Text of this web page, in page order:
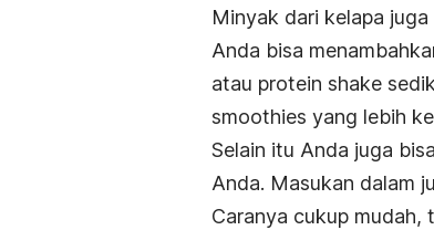
Minyak dari kelapa
Anda bisa
atau protein shake
smoothies yang lebih
Selain itu Anda juga
Anda. Masukan dalam
Caranya cukup